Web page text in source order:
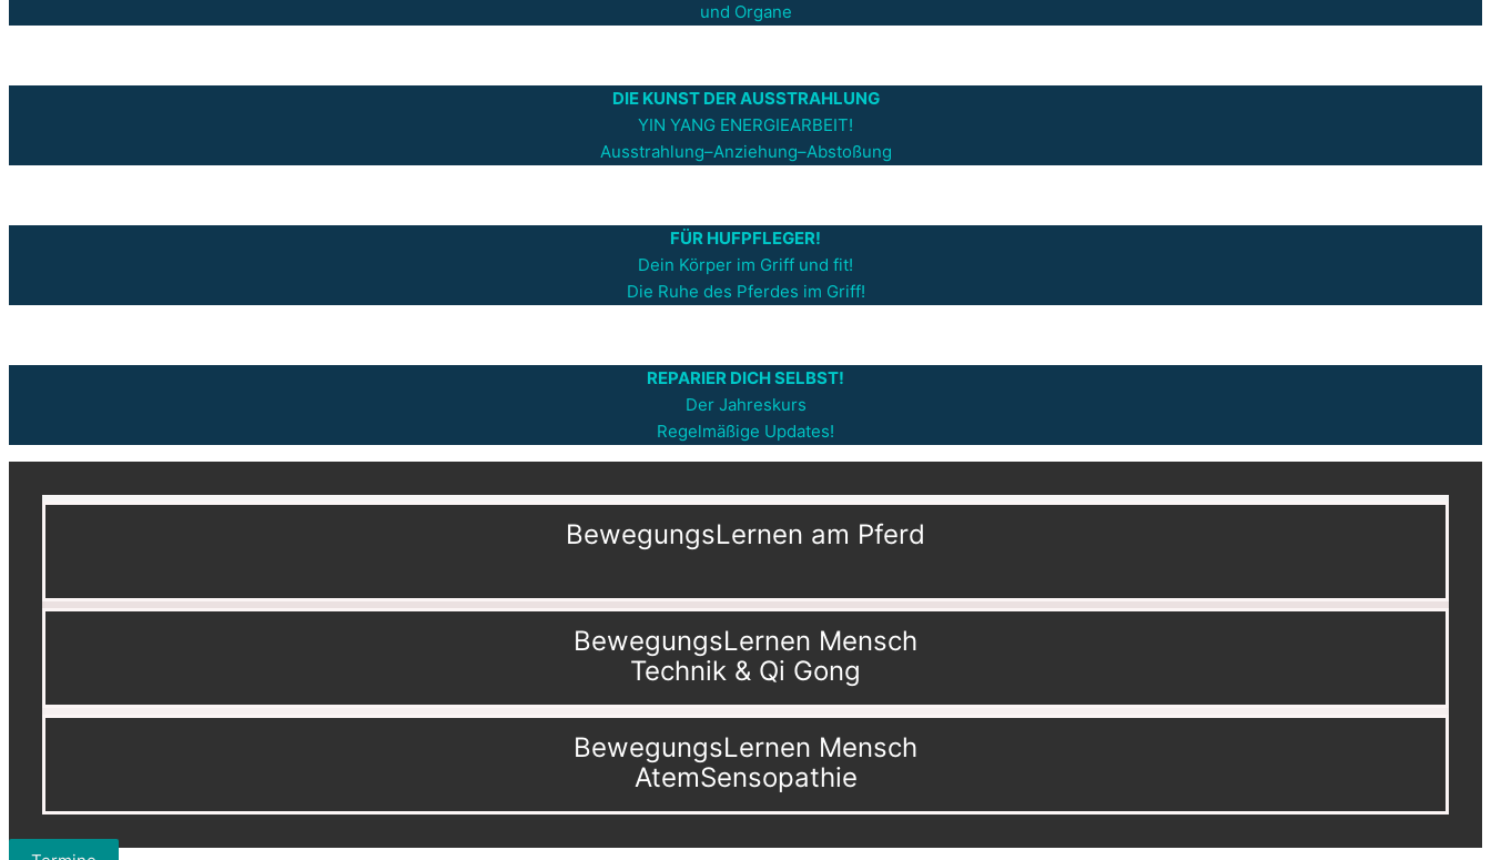
und Organe
DIE KUNST DER AUSSTRAHLUNG
YIN YANG ENERGIEARBEIT!
Ausstrahlung–Anziehung–Abstoßung
FÜR HUFPFLEGER!
Dein Körper im Griff und fit!
Die Ruhe des Pferdes im Griff!
REPARIER DICH SELBST!
Der Jahreskurs
Regelmäßige Updates!
BewegungsLernen am Pferd
BewegungsLernen Mensch
Technik & Qi Gong
BewegungsLernen Mensch
AtemSensopathie